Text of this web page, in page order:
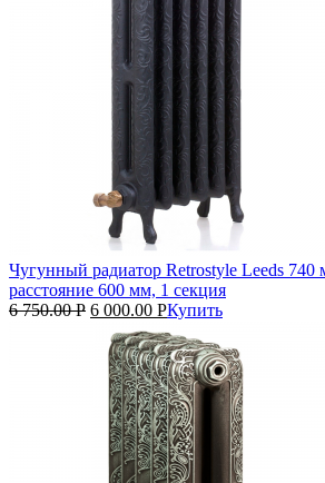
Чугунный радиатор Retrostyle Leeds 740
расстояние 600 мм, 1 секция
6 750.00Р 6 000.00 РКупить